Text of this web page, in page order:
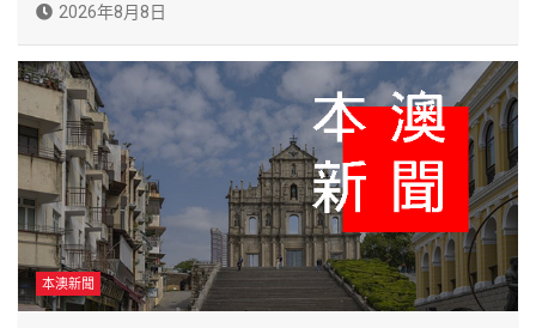
2026年8月8日
本澳新聞